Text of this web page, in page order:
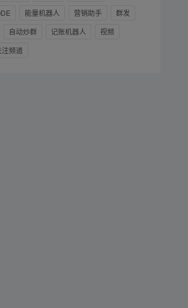
能量机器人 营销助手
群发
自动炒群 记账机器人
视频
频道